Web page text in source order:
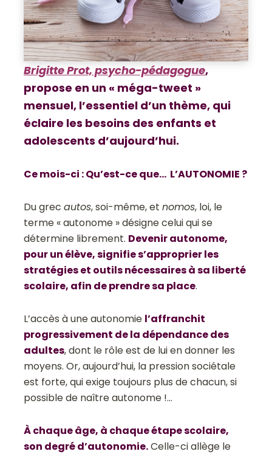
Brigitte Prot, psycho-pédagogue,
propose en un « méga-tweet »
mensuel, l’essentiel d’un thème, qui
éclaire les besoins des enfants et
adolescents d’aujourd’hui.
Ce mois-ci : Qu’est-ce que… L’AUTONOMIE ?
Du grecautos, soi-même, etnomos, loi, le
terme « autonome » désigne celui qui se
détermine librement. Devenir autonome,
pour un élève, signifie s’approprier les
stratégies et outils nécessaires à sa liberté
scolaire, afin de prendre sa place.
L’accès à une autonomie l’affranchit
progressivement de la dépendance des
adultes, dont le rôle est de lui en donner les
moyens. Or, aujourd’hui, la pression sociétale
est forte, qui exige toujours plus de chacun, si
possible de naître autonome !…
À chaque âge, à chaque étape scolaire,
son degré d’autonomie.Celle-ci allège le